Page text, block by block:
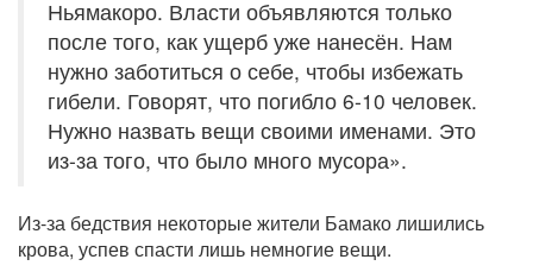
Ньямакоро. Власти объявляются только
после того, как ущерб уже нанесён. Нам
нужно заботиться о себе, чтобы избежать
гибели. Говорят, что погибло 6-10 человек.
Нужно назвать вещи своими именами. Это
из-за того, что было много мусора».
Из-за бедствия некоторые жители Бамако лишились
крова, успев спасти лишь немногие вещи.